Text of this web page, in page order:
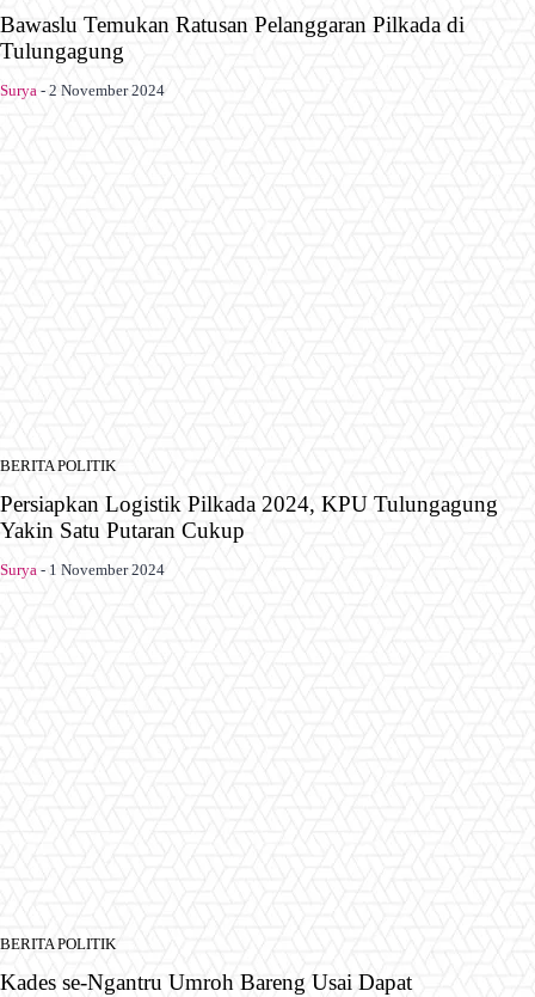
Bawaslu Temukan Ratusan Pelanggaran Pilkada di
Tulungagung
Surya - 2 November 2024
BERITA POLITIK
Persiapkan Logistik Pilkada 2024, KPU Tulungagung
Yakin Satu Putaran Cukup
Surya - 1 November 2024
BERITA POLITIK
Kades se-Ngantru Umroh Bareng Usai Dapat